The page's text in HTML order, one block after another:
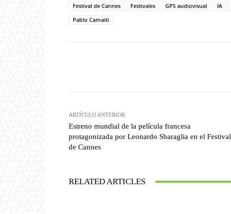
Festival de Cannes
Festivales GPS audiovisual IA
Pablo Camaiti
ARTÍCULO ANTERIOR
Estreno mundial de la película francesa
protagonizada por Leonardo Sbaraglia en el Festival
de Cannes
RELATED ARTICLES